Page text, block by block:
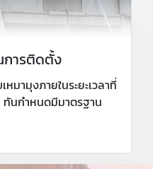
ารติดตั้ง
มามุงภายในระยะเวลาที่
นกำหนดมีมาตรฐาน